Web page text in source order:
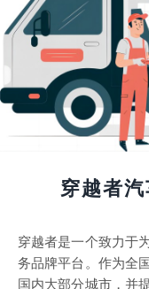
穿越者
穿越者是一个致力于
务品牌平台。作为全
国内大部分城市，并